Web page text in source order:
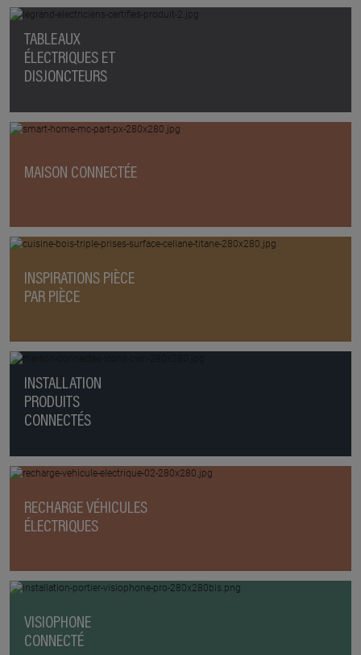
TABLEAUX
ÉLECTRIQUES ET
DISJONCTEURS
MAISON CONNECTÉE
INSPIRATIONS PIÈCE
PAR PIÈCE
INSTALLATION
PRODUITS
CONNECTÉS
RECHARGE VÉHICULES
ÉLECTRIQUES
VISIOPHONE
CONNECTÉ